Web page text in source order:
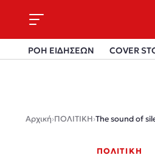
ΡΟΗ ΕΙΔΗΣΕΩΝ COVER
Αρχική›ΠΟΛΙΤΙΚΗ›The sound of
ΠΟΛΙΤΙΚΗ